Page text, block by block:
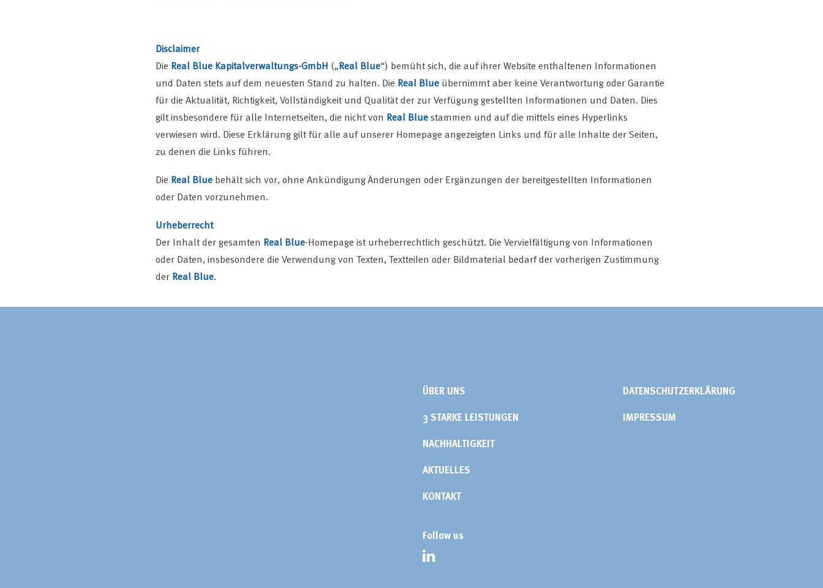
Disclaimer
Die Real Blue Kapitalverwaltungs-GmbH („Real Blue“) bemüht sich, die auf ihrer Website enthaltenen Informationen
und Daten stets auf dem neuesten Stand zu halten. Die Real Blue übernimmt aber keine Verantwortung oder Garantie
für die Aktualität, Richtigkeit, Vollständigkeit und Qualität der zur Verfügung gestellten Informationen und Daten. Dies
gilt insbesondere für alle Internetseiten, die nicht von Real Bluestammen und auf die mittels eines Hyperlinks
verwiesen wird. Diese Erklärung gilt für alle auf unserer Homepage angezeigten Links und für alle Inhalte der Seiten,
zu denen die Links führen.
Die Real Blue behält sich vor, ohne Ankündigung Änderungen oder Ergänzungen der bereitgestellten Informationen
oder Daten vorzunehmen.
Urheberrecht
Der Inhalt der gesamten Real Blue-Homepage ist urheberrechtlich geschützt. Die Vervielfältigung von Informationen
oder Daten, insbesondere die Verwendung von Texten, Textteilen oder Bildmaterial bedarf der vorherigen Zustimmung
der Real Blue.
ÜBER UNS
3 STARKE LEISTUNGEN
NACHHALTIGKEIT
AKTUELLES
KONTAKT
DATENSCHUTZERKLÄRUNG
IMPRESSUM
Follow us